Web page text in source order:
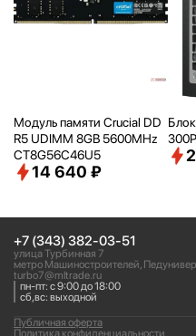
Модуль памяти Crucial DD
R5 UDIMM 8GB 5600MHz
CT8G56C46U5
14 640 ₽
+7 (343) 382-03-51
улица Турбинная 7
метро Машиностроителей,
turbo7@mltrade.ru
пн-пт: с 9:00 до 18:00
сб,вс: выходной
Политика конфиденциальности
Публичная оферта